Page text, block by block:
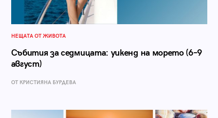
НЕЩАТА ОТ ЖИВОТА
Събития за седмицата: уикенд на морето (6–9
август)
ОТ КРИСТИЯНА БУРДЕВА